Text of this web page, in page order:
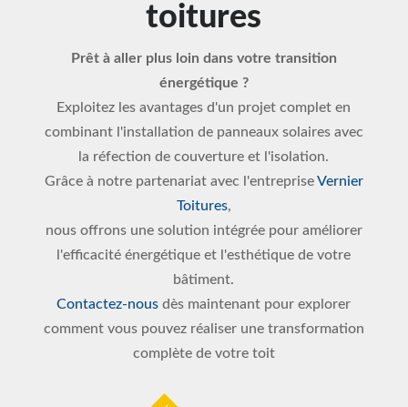
toitures
Prêt à aller plus loin dans votre transition
énergétique ?
Exploitez les avantages d'un projet complet en
combinant l'installation de panneaux solaires avec
la réfection de couverture et l'isolation.
Grâce à notre partenariat avec l'entrepriseVernier
Toitures,
nous offrons une solution intégrée pour améliorer
l'efficacité énergétique et l'esthétique de votre
bâtiment.
Contactez-nous dès maintenant pour explorer
comment vous pouvez réaliser une transformation
complète de votre toit